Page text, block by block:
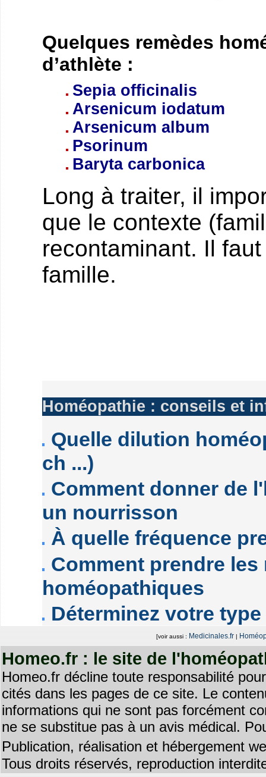
Quelques remèdes
d’athlète :
Sepia officinalis
Arsenicum iodatum
Arsenicum album
Psorinum
Baryta carbonica
Long à traiter, il
que le contexte
recontaminant. Il
famille.
Homéopathie : conseils et
Quelle dilution
ch ...)
Comment donner de
un nourrisson
À quelle fréquence
Comment prendre les
homéopathiques
Déterminez votre
[voir aussi :Medicinales.fr|
Homeo.fr : le site de
Homeo.fr décline toute responsabilité
cités dans les pages de ce site. Le
informations qui ne sont pas forcément
ne se substitue pas à un avis médical.
Publication, réalisation et hébergement
Tous droits réservés, reproduction